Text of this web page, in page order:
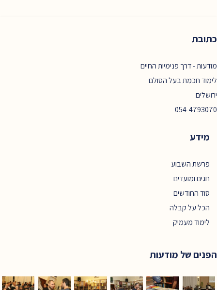
כתובת
מודעות - דרך פנימיות החיים
לימוד חכמת בעל הסולם
ירושלים
054-4793070
מידע
פרשת השבוע
חגים ומועדים
סוד החודשים
הכל על קבלה
לימוד מעמיק
הפנים של מודעות